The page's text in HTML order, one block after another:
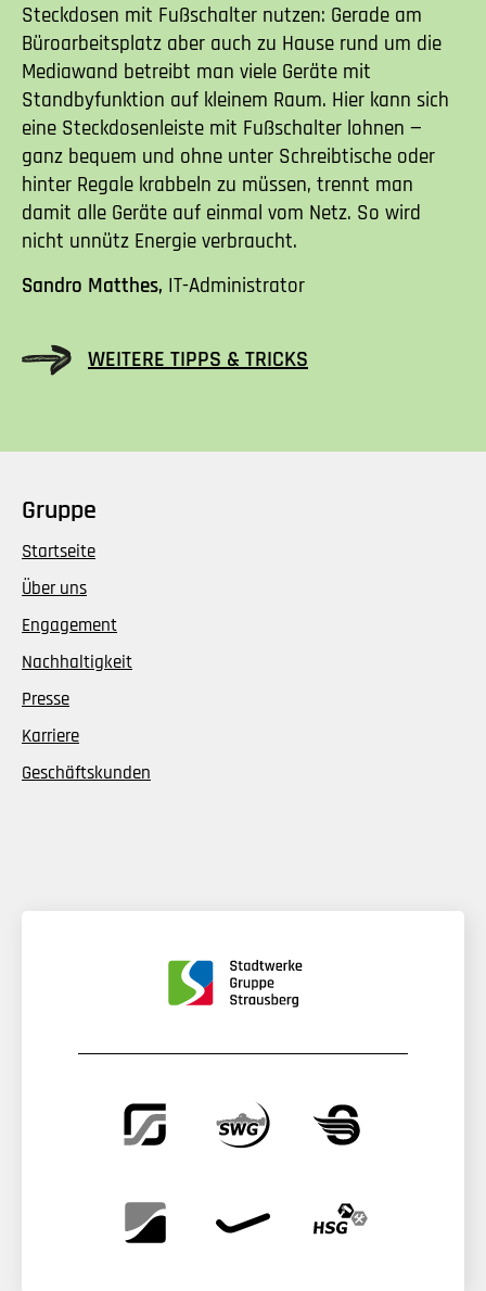
Steckdosen mit Fußschalter nutzen: Gerade am
Büroarbeitsplatz aber auch zu Hause rund um die
Mediawand betreibt man viele Geräte mit
Standbyfunktion auf kleinem Raum. Hier kann sich
eine Steckdosenleiste mit Fußschalter lohnen —
ganz bequem und ohne unter Schreibtische oder
hinter Regale krabbeln zu müssen, trennt man
damit alle Geräte auf einmal vom Netz. So wird
nicht unnütz Energie verbraucht.
Sandro Matthes, IT-Administrator
WEITERE TIPPS & TRICKS
Gruppe
Startseite
Über uns
Engagement
Nachhaltigkeit
Presse
Karriere
Geschäftskunden